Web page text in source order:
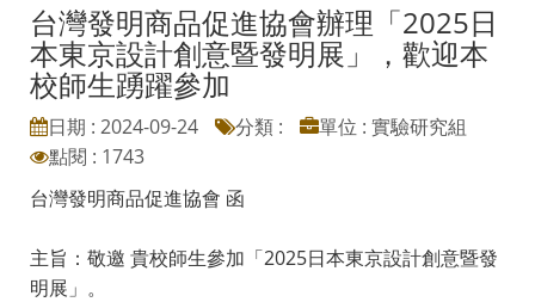
台灣發明商品促進協會辦理「2025日
本東京設計創意暨發明展」，歡迎本
校師生踴躍參加
日期 : 2024-09-24 分類 :
單位 : 實驗研究組
點閱 : 1743
台灣發明商品促進協會 函
主旨：敬邀 貴校師生參加「2025日本東京設計創意暨發
明展」。